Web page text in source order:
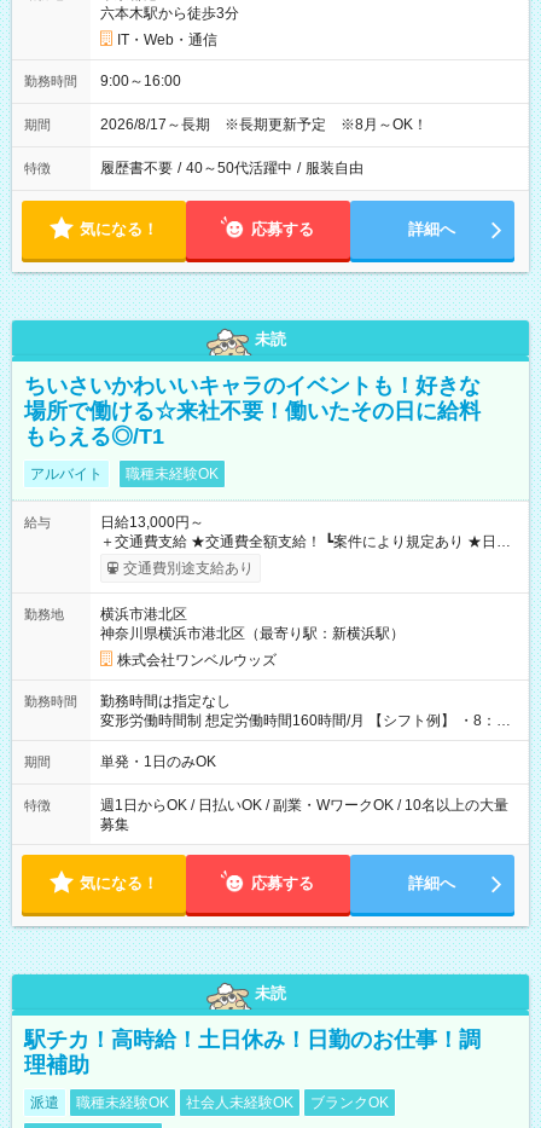
六本木駅から徒歩3分
IT・Web・通信
勤務時間 9:00～16:00
期間 2026/8/17～長期 ※長期更新予定 ※8月～OK！
特徴 履歴書不要 / 40～50代活躍中 / 服装自由
気になる！ 応募する 詳細へ
未読
ちいさいかわいいキャラのイベントも！好きな
場所で働ける☆来社不要！働いたその日に給料
もらえる◎/T1
アルバイト 職種未経験OK
給与
日給13,000円～
＋交通費支給 ★交通費全額支給！ ┗案件により規定あり ★日払
いOK！（規定あり） ┗働いたその日に現金GET♪ お仕事後はコ
ンビニATMから 日払い分を引き落とせます！ 【試用期間】試
交通費別途支給あり
勤務地
横浜市港北区
神奈川県横浜市港北区（最寄り駅：新横浜駅）
株式会社ワンベルウッズ
勤務時間
勤務時間は指定なし
変形労働時間制 想定労働時間160時間/月 【シフト例】 ・8：00
～21：00
期間 単発・1日のみOK
特徴
週1日からOK / 日払いOK / 副業・WワークOK / 10名以上の大量
募集
気になる！ 応募する 詳細へ
未読
駅チカ！高時給！土日休み！日勤のお仕事！調
理補助
派遣 職種未経験OK 社会人未経験OK
ブランクOK